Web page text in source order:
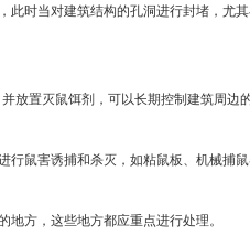
此时当对建筑结构的孔洞进行封堵，尤
放置灭鼠饵剂，可以长期控制建筑周边的
鼠害诱捕和杀灭，如粘鼠板、机械捕鼠
方，这些地方都应重点进行处理。